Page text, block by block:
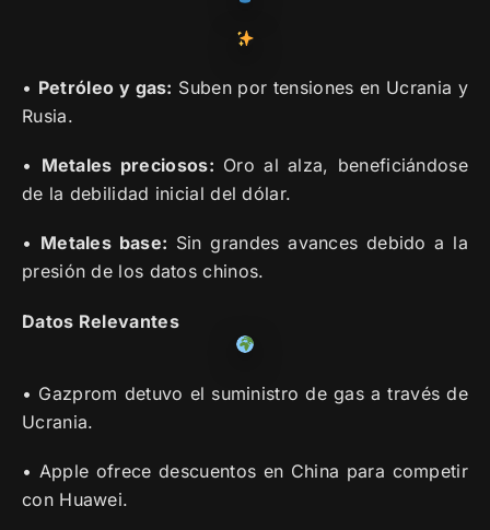
• Petróleo y gas: Suben por tensiones en Ucrania y
Rusia.
• Metales preciosos: Oro al alza, beneficiándose
de la debilidad inicial del dólar.
• Metales base: Sin grandes avances debido a la
presión de los datos chinos.
Datos Relevantes
• Gazprom detuvo el suministro de gas a través de
Ucrania.
• Apple ofrece descuentos en China para competir
con Huawei.